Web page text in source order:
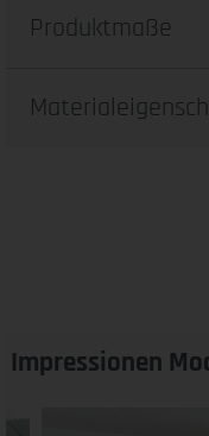
Produktmaße
Impressionen